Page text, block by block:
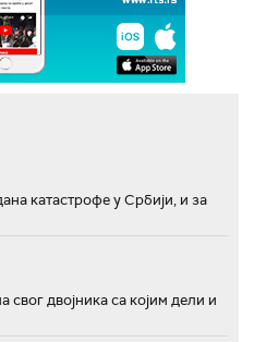
катастрофе у Србији, и за
свог двојника са којим дели и